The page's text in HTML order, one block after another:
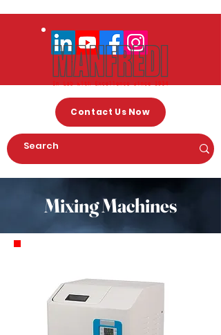
Contact Us Now
Mixing Machines